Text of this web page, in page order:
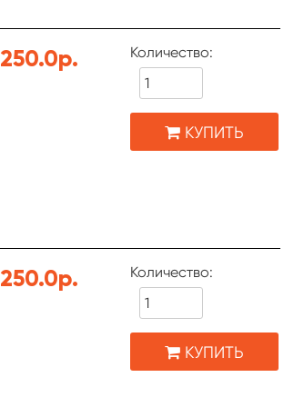
250.0р. Количество:
КУПИТЬ
250.0р. Количество:
КУПИТЬ